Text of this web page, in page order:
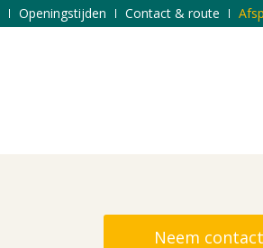
Openingstijden Contact & route
Neem